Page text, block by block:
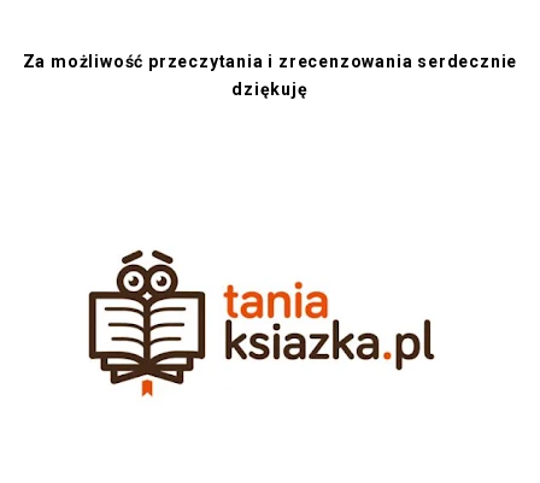
Za możliwość przeczytania i zrecenzowania serdecznie
dziękuję